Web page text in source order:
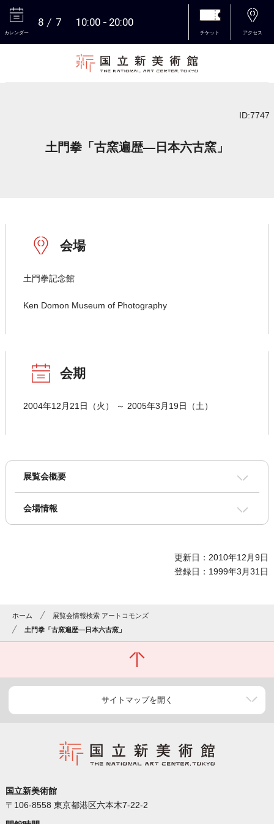
カレンダー
8 7 10:00 20:00
チケット アクセス
ID:7747
土門拳「古窯遍歴―日本六古窯」
会場
土門拳記念館
Ken Domon Museum of Photography
会期
2004年12月21日（火） ～ 2005年3月19日（土）
展覧会概要
会場情報
更新日：2010年12月9日
登録日：1999年3月31日
ホーム
展覧会情報検索 アートコモンズ
土門拳「古窯遍歴―日本六古窯」
サイトマップを開く
国立新美術館
〒106-8558 東京都港区六本木7-22-2